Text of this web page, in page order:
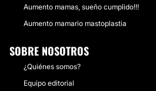
Aumento mamas, sueño cumplido!!!
Aumento mamario mastoplastia
SOBRE NOSOTROS
¿Quiénes somos?
Equipo editorial